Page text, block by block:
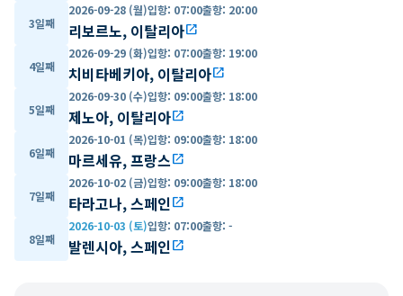
3일째
2026-09-28 (월)입항: 07:00출항: 20:00
리보르노, 이탈리아open_in_new
4일째
2026-09-29 (화)입항: 07:00출항: 19:00
치비타베키아, 이탈리아open_in_new
5일째
2026-09-30 (수)입항: 09:00출항: 18:00
제노아, 이탈리아open_in_new
6일째
2026-10-01 (목)입항: 09:00출항: 18:00
마르세유, 프랑스open_in_new
7일째
2026-10-02 (금)입항: 09:00출항: 18:00
타라고나, 스페인open_in_new
8일째
2026-10-03 (토)입항: 07:00출항: -
발렌시아, 스페인open_in_new